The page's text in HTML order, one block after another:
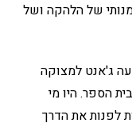
של הלהקה ושל
הברונית, ב-1998, נקלעה ג'אנט למצוקה
הספר. היו מי
לפנות את הדרך